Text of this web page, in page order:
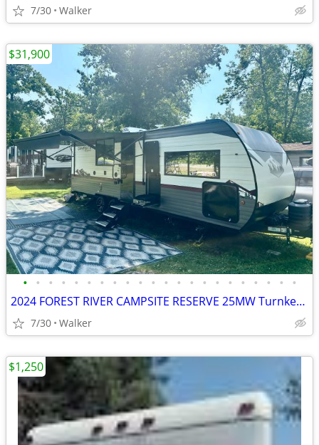
7/30 Walker
• • • • • • • • • • • • • • • • • • • • • •
2024 FOREST RIVER CAMPSITE RESERVE 25MW Turnkey Package!
7/30 Walker
$31,900
$1,250